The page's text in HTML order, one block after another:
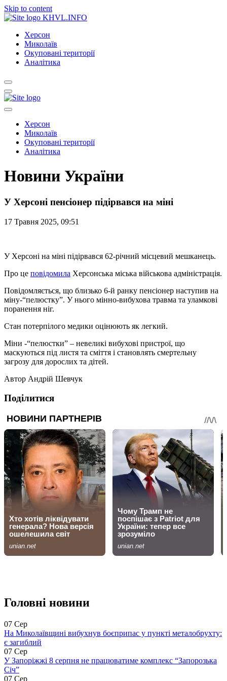
Skip to content
KHVL.INFO
Херсон
Миколаїв
Окуповані території
Аналітика
Херсон
Миколаїв
Окуповані території
Аналітика
Новини України
У Херсоні пенсіонер підірвався на міні
17 Травня 2025, 09:51
У Херсоні на міні підірвався 62-річний місцевий мешканець.
Про це повідомила Херсонська міська військова адміністрація.
Повідомляється, що близько 6-й ранку пенсіонер наступив на
міну-“пелюстку”. У нього мінно-вибухова травма та уламкові
поранення ніг.
Стан потерпілого медики оцінюють як легкий.
Міни -“пелюстки” – невеликі вибухові пристрої, що
маскуються під листя та сміття і становлять смертельну
загрозу для дорослих та дітей.
Автор Андрій Шевчук
Поділитися
Головні новини
07 Сер
На Миколаївщині вибухнув боєприпас у пункті металобрухту:
є загиблий
07 Сер
У Запоріжжі 8 серпня не працюватиме комплекс “Запорозька
Січ”
07 Сер